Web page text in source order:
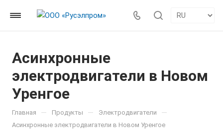
Асинхронные
электродвигатели в Новом
Уренгое
Главная — Продукты — Электродвигатели —
Асинхронные электродвигатели в Новом Уренгое